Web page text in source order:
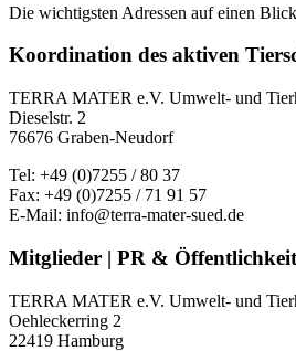
Die wichtigsten Adressen auf einen Blick
Koordination des aktiven
TERRA MATER e.V. Umwelt- und
Dieselstr. 2
76676 Graben-Neudorf
Tel: +49 (0)7255 / 80 37
Fax: +49 (0)7255 / 71 91 57
E-Mail: info@terra-mater-sued.de
Mitglieder | PR &
TERRA MATER e.V. Umwelt- und
Oehleckerring 2
22419 Hamburg